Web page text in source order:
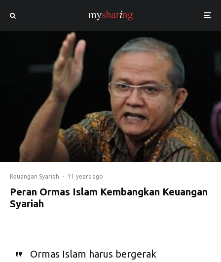
Keuangan Syariah · 11 years ago
Peran Ormas Islam Kembangkan Keuangan
Syariah
Ormas Islam harus bergerak